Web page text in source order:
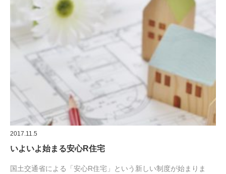
2017.11.5
いよいよ始まる安心R住宅
国土交通省による「安心R住宅」という新しい制度が始まりま